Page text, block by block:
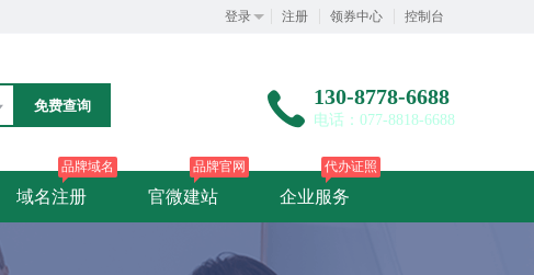
登录 注册 领券中心 控制台
免费查询 130-8778-6688
电话：077-8818-6688
域名注册
品牌域名
官微建站
品牌官网
企业服务
代办证照